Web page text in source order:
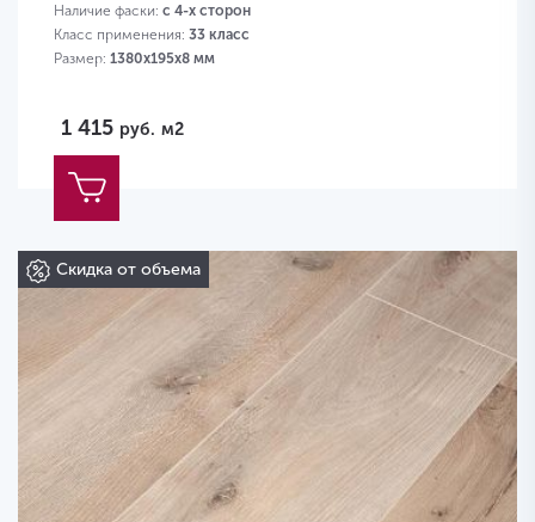
Наличие фаски: с 4-х сторон
Класс применения: 33 класс
Размер: 1380х195х8 мм
1 415 руб. м2
Скидка от объема